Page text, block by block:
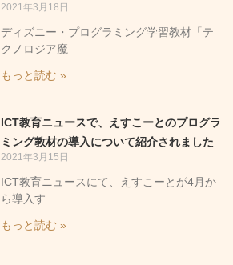
2021年3月18日
ディズニー・プログラミング学習教材「テ
クノロジア魔
もっと読む »
ICT教育ニュースで、えすこーとのプログラ
ミング教材の導入について紹介されました
2021年3月15日
ICT教育ニュースにて、えすこーとが4月か
ら導入す
もっと読む »